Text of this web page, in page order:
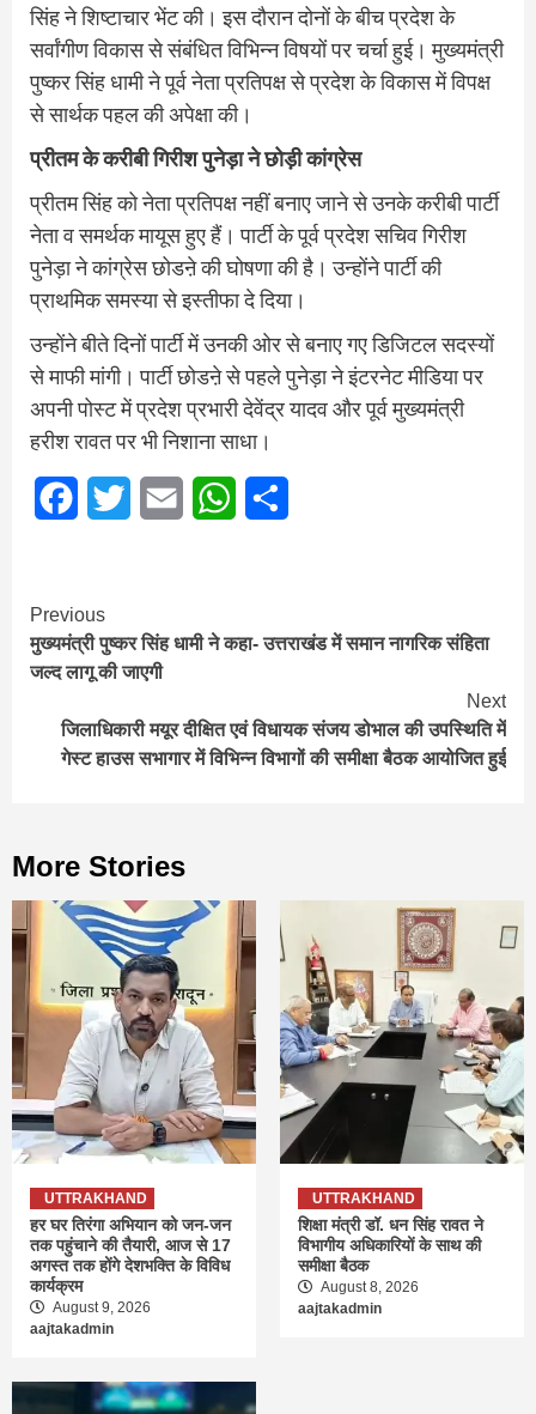
सिंह ने शिष्टाचार भेंट की। इस दौरान दोनों के बीच प्रदेश के
सर्वांगीण विकास से संबंधित विभिन्न विषयों पर चर्चा हुई। मुख्यमंत्री
पुष्कर सिंह धामी ने पूर्व नेता प्रतिपक्ष से प्रदेश के विकास में विपक्ष
से सार्थक पहल की अपेक्षा की।
प्रीतम के करीबी गिरीश पुनेड़ा ने छोड़ी कांग्रेस
प्रीतम सिंह को नेता प्रतिपक्ष नहीं बनाए जाने से उनके करीबी पार्टी
नेता व समर्थक मायूस हुए हैं। पार्टी के पूर्व प्रदेश सचिव गिरीश
पुनेड़ा ने कांग्रेस छोडऩे की घोषणा की है। उन्होंने पार्टी की
प्राथमिक समस्या से इस्तीफा दे दिया।
उन्होंने बीते दिनों पार्टी में उनकी ओर से बनाए गए डिजिटल सदस्यों
से माफी मांगी। पार्टी छोडऩे से पहले पुनेड़ा ने इंटरनेट मीडिया पर
अपनी पोस्ट में प्रदेश प्रभारी देवेंद्र यादव और पूर्व मुख्यमंत्री
हरीश रावत पर भी निशाना साधा।
FacebookTwitter Email WhatsApp
Continue
Reading
Previous
मुख्यमंत्री पुष्कर सिंह धामी ने कहा- उत्तराखंड में समान नागरिक संहिता
जल्द लागू की जाएगी
Next
जिलाधिकारी मयूर दीक्षित एवं विधायक संजय डोभाल की उपस्थिति में
गेस्ट हाउस सभागार में विभिन्न विभागों की समीक्षा बैठक आयोजित हुई
More Stories
UTTRAKHAND
हर घर तिरंगा अभियान को जन-जन
तक पहुंचाने की तैयारी, आज से 17
अगस्त तक होंगे देशभक्ति के विविध
कार्यक्रम
August 9, 2026
aajtakadmin
UTTRAKHAND
शिक्षा मंत्री डॉ. धन सिंह रावत ने
विभागीय अधिकारियों के साथ की
समीक्षा बैठक
August 8, 2026
aajtakadmin